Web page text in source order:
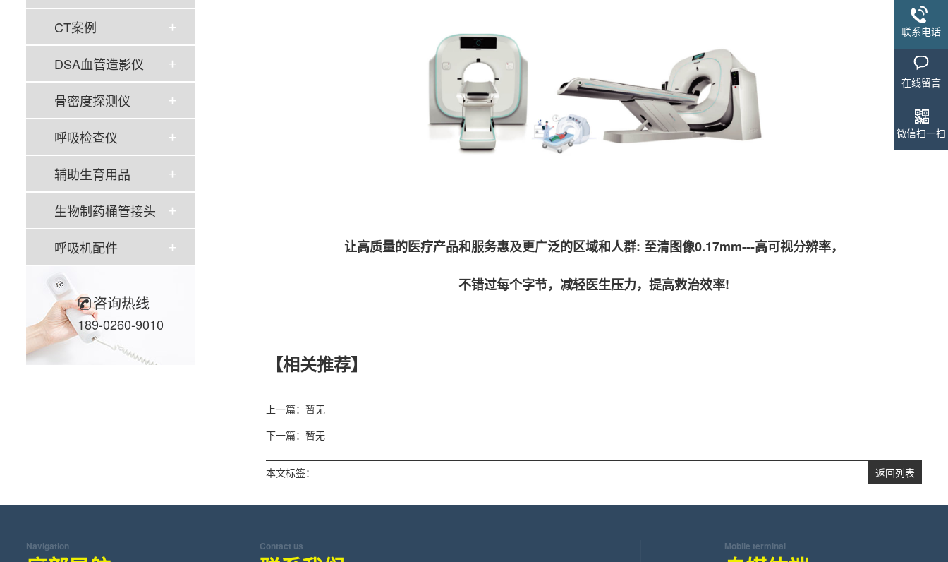
CT案例
DSA血管造影仪
骨密度探测仪
呼吸检查仪
辅助生育用品
生物制药桶管接头
呼吸机配件
咨询热线
189-0260-9010
让高质量的医疗产品和服务惠及更广泛的区域和人群: 至清图像0.17mm---高可视分辨率，
不错过每个字节，减轻医生压力，提高救治效率!
【相关推荐】
上一篇：暂无
下一篇：暂无
返回列表
本文标签：
Navigation Contact us Mobile terminal
联系电话
在线留言
微信扫一扫